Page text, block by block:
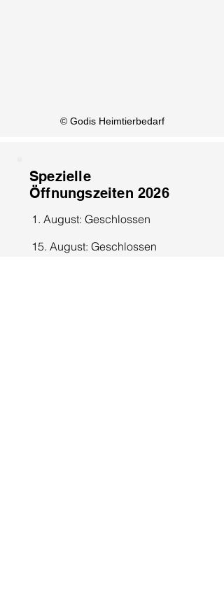
© Godis Heimtierbedarf
Spezielle
Öffnungszeiten 2026
1. August: Geschlossen
15. August: Geschlossen